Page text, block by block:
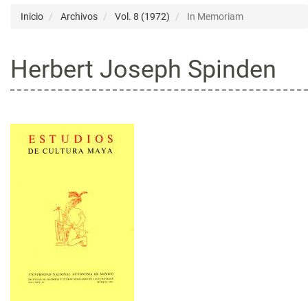
Inicio Archivos Vol. 8 (1972) In Memoriam
Herbert Joseph Spinden
Barra
lateral
artículo